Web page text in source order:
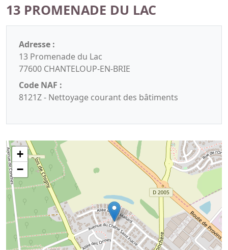
13 PROMENADE DU LAC
Adresse :
13 Promenade du Lac
77600 CHANTELOUP-EN-BRIE
Code NAF :
8121Z - Nettoyage courant des bâtiments
+
−